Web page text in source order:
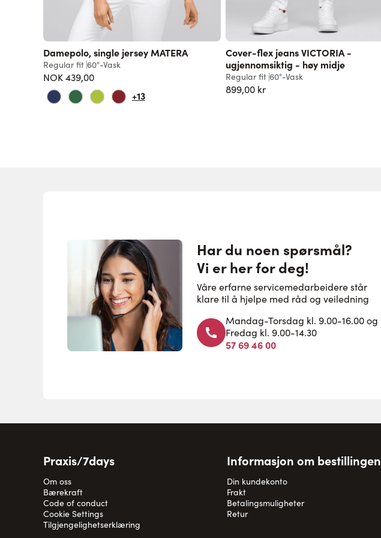
Damepolo, single jersey MATERA
Regular fit 60°-Vask
NOK 439,00
+13
Cover-flex jeans VICTORIA -
ugjennomsiktig - høy midje
Regular fit 60°-Vask
899,00 kr
Har du noen spørsmål?
Vi er her for deg!
Våre erfarne servicemedarbeidere står
klare til å hjelpe med råd og veiledning
Mandag-Torsdag kl. 9.00-16.00 og
Fredag kl. 9.00-14.30
57 69 46 00
Praxis/7days
Om oss
Bærekraft
Code of conduct
Cookie Settings
Tilgjengelighetserklæring
Informasjon om bestillingen
Din kundekonto
Frakt
Betalingsmuligheter
Retur